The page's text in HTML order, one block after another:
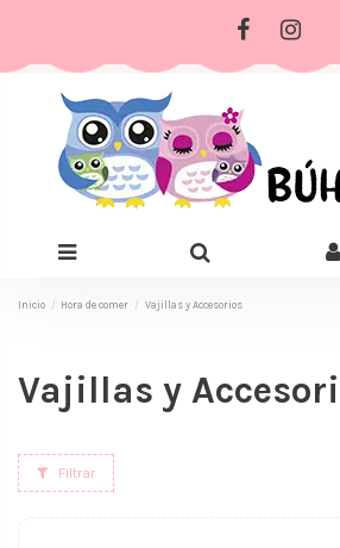
Inicio Hora de comer Vajillas y Accesorios
Vajillas y
Filtrar